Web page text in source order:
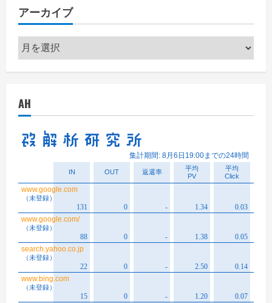
ー
アーカイブ
ア
ー
カ
ブ
AH